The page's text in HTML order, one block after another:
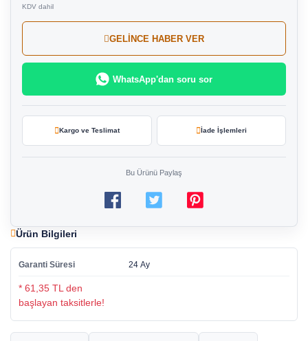
Ürün Bilgileri
Garanti Süresi 24 Ay
* 61,35 TL den
başlayan taksitlerle!
KDV dahil
GELİNCE HABER VER
WhatsApp'dan soru sor
Kargo ve Teslimat İade İşlemleri
Bu Ürünü Paylaş